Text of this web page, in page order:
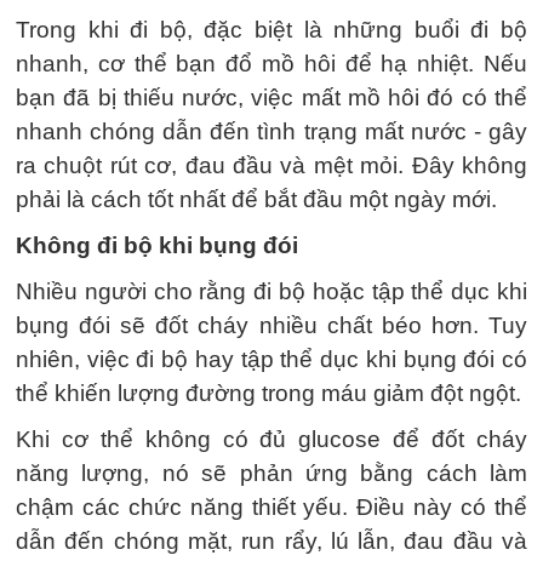
Trong khi đi bộ, đặc biệt là những buổi đi bộ
nhanh, cơ thể bạn đổ mồ hôi để hạ nhiệt. Nếu
bạn đã bị thiếu nước, việc mất mồ hôi đó có thể
nhanh chóng dẫn đến tình trạng mất nước - gây
ra chuột rút cơ, đau đầu và mệt mỏi. Đây không
phải là cách tốt nhất để bắt đầu một ngày mới.
Không đi bộ khi bụng đói
Nhiều người cho rằng đi bộ hoặc tập thể dục khi
bụng đói sẽ đốt cháy nhiều chất béo hơn. Tuy
nhiên, việc đi bộ hay tập thể dục khi bụng đói có
thể khiến lượng đường trong máu giảm đột ngột.
Khi cơ thể không có đủ glucose để đốt cháy
năng lượng, nó sẽ phản ứng bằng cách làm
chậm các chức năng thiết yếu. Điều này có thể
dẫn đến chóng mặt, run rẩy, lú lẫn, đau đầu và